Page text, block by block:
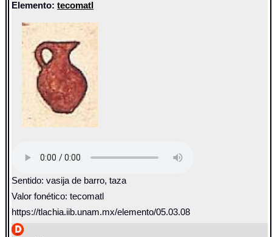
Elemento:tecomatl
Sentido: vasija de barro, taza
Valor fonético: tecomatl
https://tlachia.iib.unam.mx/elemento/05.03.08